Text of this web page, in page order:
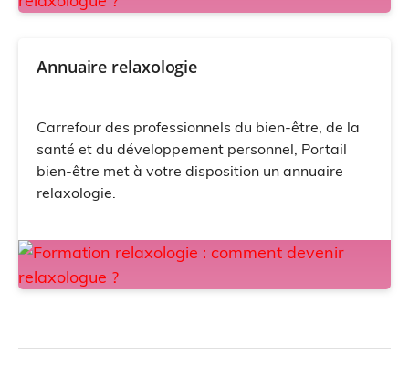
Annuaire relaxologie
Carrefour des professionnels du bien-être, de la
santé et du développement personnel, Portail
bien-être met à votre disposition un annuaire
relaxologie.